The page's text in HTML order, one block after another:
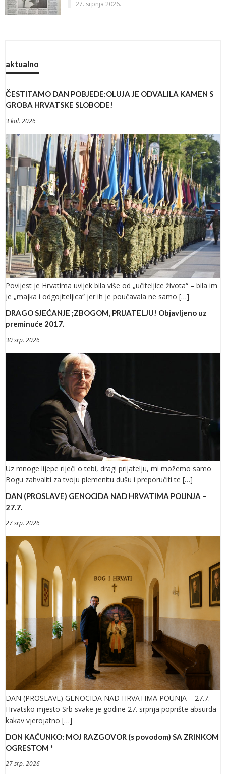
27. srpnja 2026.
aktualno
ČESTITAMO DAN POBJEDE:OLUJA JE ODVALILA KAMEN S
GROBA HRVATSKE SLOBODE!
3 kol. 2026
Povijest je Hrvatima uvijek bila više od „učiteljice života“ – bila im
je „majka i odgojiteljica“ jer ih je poučavala ne samo […]
DRAGO SJEĆANJE ;ZBOGOM, PRIJATELJU! Objavljeno uz
preminuće 2017.
30 srp. 2026
Uz mnoge lijepe riječi o tebi, dragi prijatelju, mi možemo samo
Bogu zahvaliti za tvoju plemenitu dušu i preporučiti te […]
DAN (PROSLAVE) GENOCIDA NAD HRVATIMA POUNJA –
27.7.
27 srp. 2026
DAN (PROSLAVE) GENOCIDA NAD HRVATIMA POUNJA – 27.7.
Hrvatsko mjesto Srb svake je godine 27. srpnja poprište absurda
kakav vjerojatno […]
DON KAĆUNKO: MOJ RAZGOVOR (s povodom) SA ZRINKOM
OGRESTOM *
27 srp. 2026